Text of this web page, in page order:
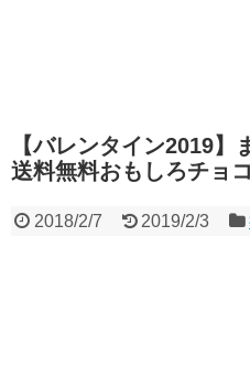
【バレンタイン2019】
送料無料おもしろチョ
2018/2/7 2019/2/3